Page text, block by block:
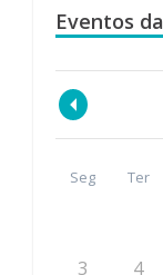
Eventos
Seg Ter
3
4